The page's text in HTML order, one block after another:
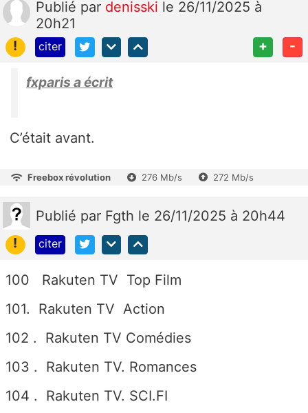
Publié par denisski le 26/11/2025 à
20h21
!
citer + -
fxparis a écrit
C’était avant.
Freebox révolution 276 Mb/s 272 Mb/s
Publié par Fgth le 26/11/2025 à 20h44
!
citer
100 Rakuten TV Top Film
101. Rakuten TV Action
102 . Rakuten TV Comédies
103 . Rakuten TV. Romances
104 . Rakuten TV. SCI.FI